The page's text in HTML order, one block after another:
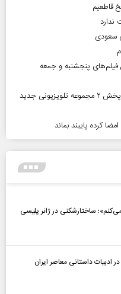
قاطعیم
سعودی
فیلم‌های پنجشنبه و جمعه
هنرمند منحصر‌به‌فردی را از دست دادیم/ پخش ۲ مجموعه تلویزیونی جدید
کرده پایبند بماند
ساختارشکنی در ژانر پلیسی
ادبیات داستانی معاصر ایران